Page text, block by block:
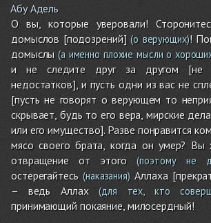
Абу Адель
О вы, которые уверовали!
домыслов [подозрений](о верующих)!
домыслы (а именно плохие мысли о
и не следите друг за другом [не
недостатков], и пусть одни из вас не
[пусть не говорят о верующем то
скрывает, будь то его вера, мирские
или его имущество]. Разве понравится
мясо своего брата, когда он умер? Вы
отвращение от этого(поэтому не
остерегайтесь(наказания)Аллаха
– ведь Аллах(для тех, кто
принимающий покаяние, милосердный!